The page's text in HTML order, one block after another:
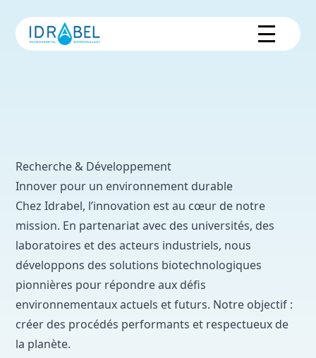
Recherche & Développement
Innover pour un environnement durable
Chez Idrabel, l’innovation est au cœur de notre
mission. En partenariat avec des universités, des
laboratoires et des acteurs industriels, nous
développons des solutions biotechnologiques
pionnières pour répondre aux défis
environnementaux actuels et futurs. Notre objectif :
créer des procédés performants et respectueux de
la planète.